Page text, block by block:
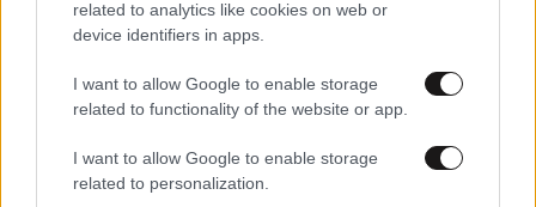
related to analytics like cookies on web or
device identifiers in apps.
I want to allow Google to enable storage
related to functionality of the website or app.
I want to allow Google to enable storage
related to personalization.